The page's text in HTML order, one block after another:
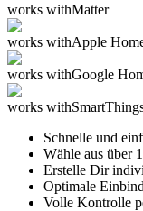
works withMatter
works withApple
works withGoogle
works with
Schnelle und
Wähle aus über
Erstelle Dir
Optimale
Volle Kontrolle